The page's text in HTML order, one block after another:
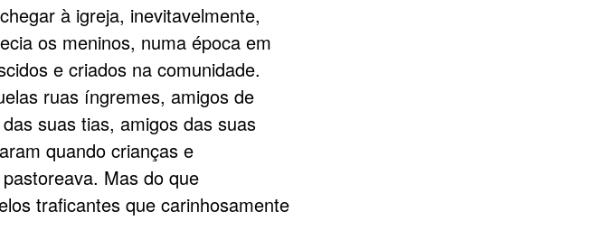
à igreja, inevitavelmente,
os meninos, numa época em
e criados na comunidade.
ruas íngremes, amigos de
suas tias, amigos das suas
quando crianças e
Mas do que
traficantes que carinhosamente